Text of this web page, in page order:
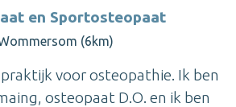
en Sportosteopaat
(6km)
voor osteopathie. Ik ben
osteopaat D.O. en ik ben